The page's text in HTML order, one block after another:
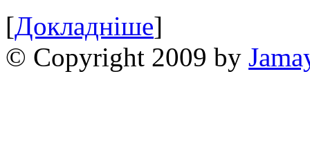
[Докладніше]
© Copyright 2009 by